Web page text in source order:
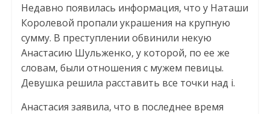
Недавно появилась информация, что у Наташи
Королевой пропали украшения на крупную
сумму. В преступлении обвинили некую
Анастасию Шульженко, у которой, по ее же
словам, были отношения с мужем певицы.
Девушка решила расставить все точки над i.
Анастасия заявила, что в последнее время